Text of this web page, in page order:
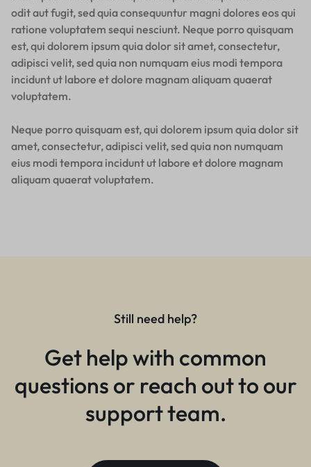
odit aut fugit, sed quia consequuntur magni dolores eos qui
ratione voluptatem sequi nesciunt. Neque porro quisquam
est, qui dolorem ipsum quia dolor sit amet, consectetur,
adipisci velit, sed quia non numquam eius modi tempora
incidunt ut labore et dolore magnam aliquam quaerat
voluptatem.
Neque porro quisquam est, qui dolorem ipsum quia dolor sit
amet, consectetur, adipisci velit, sed quia non numquam
eius modi tempora incidunt ut labore et dolore magnam
aliquam quaerat voluptatem.
Still need help?
Get help with common
questions or reach out to our
support team.